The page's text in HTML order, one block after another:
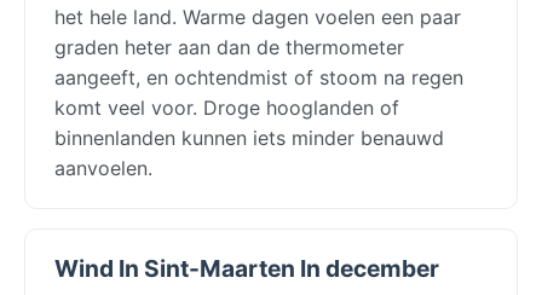
het hele land. Warme dagen voelen een paar
graden heter aan dan de thermometer
aangeeft, en ochtendmist of stoom na regen
komt veel voor. Droge hooglanden of
binnenlanden kunnen iets minder benauwd
aanvoelen.
Wind In Sint-Maarten In december